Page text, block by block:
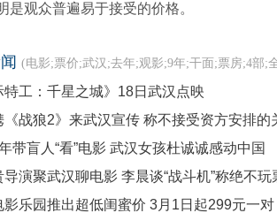
是观众普遍易于接受的价格。
(电影;票价;武汉;去年;观影;9年;干面;票房;4部;
特工：千星之城》18日武汉点映
《战狼2》来武汉宣传 称不接受资方安排的
带盲人“看”电影 武汉女孩杜诚诚感动中国
演聚武汉聊电影 李晨谈“战斗机”称绝不玩
影乐园推出超低闺蜜价 3月1日起299元一对